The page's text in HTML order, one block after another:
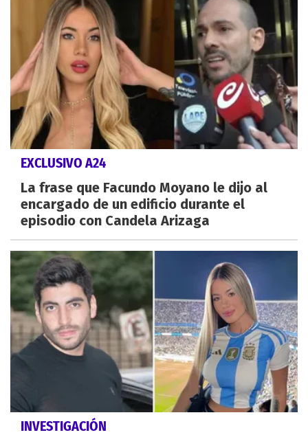
EXCLUSIVO A24
La frase que Facundo Moyano le dijo al
encargado de un edificio durante el
episodio con Candela Arizaga
INVESTIGACIÓN